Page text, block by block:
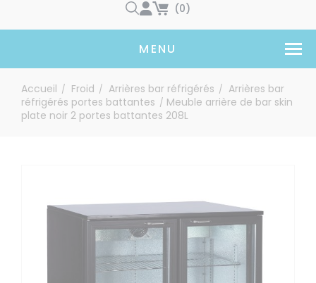
(0)
MENU
Accueil / Froid / Arrières bar réfrigérés / Arrières bar
réfrigérés portes battantes / Meuble arrière de bar skin
plate noir 2 portes battantes 208L